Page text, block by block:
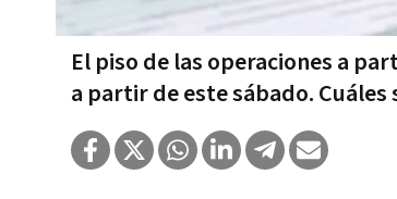
El piso de las operaciones a
a partir de este sábado.